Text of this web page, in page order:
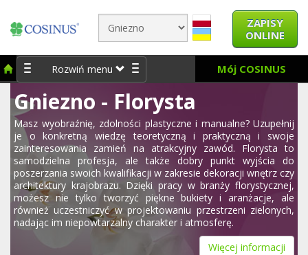
ZAPISY
ONLINE
Rozwiń menu Mój COSINUS
Gniezno - Florysta
Masz wyobraźnię, zdolności plastyczne i manualne? Uzupełnij
je o konkretną wiedzę teoretyczną i praktyczną i swoje
zainteresowania zamień na atrakcyjny zawód. Florysta to
samodzielna profesja, ale także dobry punkt wyjścia do
poszerzania swoich kwalifikacji w zakresie dekoracji wnętrz czy
architektury krajobrazu. Dzięki pracy w branży florystycznej,
możesz nie tylko tworzyć piękne bukiety i aranżacje, ale
również uczestniczyć w projektowaniu przestrzeni zielonych,
nadając im niepowtarzalny charakter i atmosferę.
Więcej informacji